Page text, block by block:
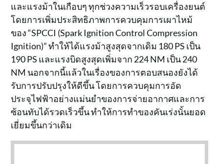
และแรงม้าในเกือบๆ ทุกช่วงความเร็วรอบเครื่องยนต์
โดยการเพิ่มประสิทธิภาพการควบคุมการเผาไหม้
ของ “SPCCI (Spark Ignition Control Compression
Ignition)” ทำให้ได้แรงม้าสูงสุดจากเดิม 180 PS เป็น
190 PS และแรงบิดสูงสุดเพิ่มจาก 224 NM เป็น 240
NM นอกจากนี้แล้วในเรื่องของการตอบสนองยังได้
รับการปรับปรุงให้ดีขึ้น โดยการควบคุมการอัด
ประจุไฟฟ้าอย่างแม่นยำของการจ่ายอากาศและการ
ซ้อนทับได้รวดเร็วขึ้น ทำให้การทำของคันเร่งนั้นยอด
เยี่ยมขึ้นกว่าเดิม